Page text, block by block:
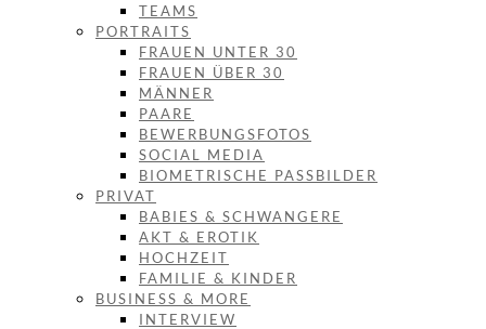
TEAMS
PORTRAITS
FRAUEN UNTER 30
FRAUEN ÜBER 30
MÄNNER
PAARE
BEWERBUNGSFOTOS
SOCIAL MEDIA
BIOMETRISCHE PASSBILDER
PRIVAT
BABIES & SCHWANGERE
AKT & EROTIK
HOCHZEIT
FAMILIE & KINDER
BUSINESS & MORE
INTERVIEW